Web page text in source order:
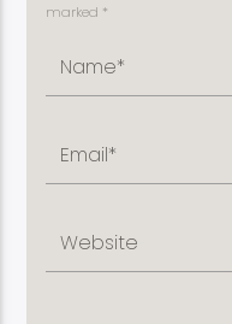
marked *